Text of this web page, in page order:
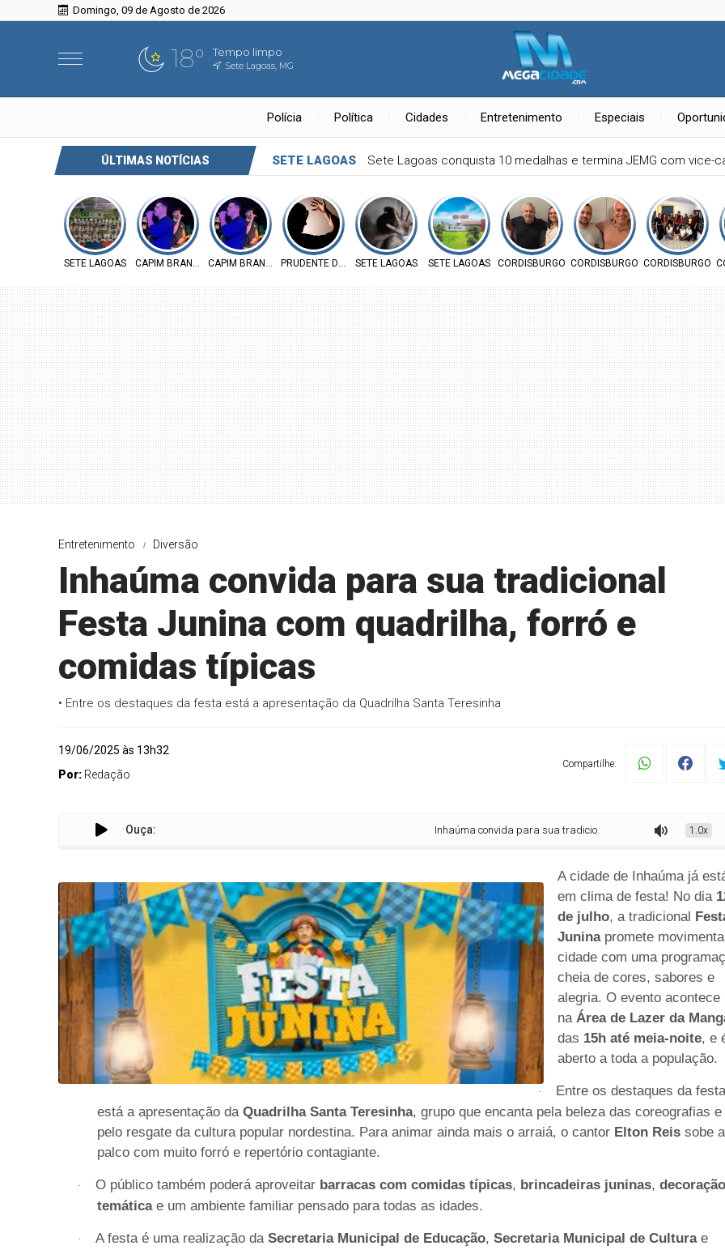
Domingo, 09 de Agosto de 2026
18° Tempo limpo
Sete Lagoas, MG
Polícia Política Cidades Entretenimento Especiais
ÚLTIMAS NOTÍCIAS SETE LAGOAS Sete Lagoas conquista 10 medalhas e termina JEMG com vice-
SETE LAGOAS CAPIM BRANCO CAPIM BRANCO PRUDENTE DE MORAISSETE LAGOAS SETE LAGOAS CORDISBURGO CORDISBURGO CORDISBURGO
Entretenimento Diversão
Inhaúma convida para sua tradicional
Festa Junina com quadrilha, forró e
comidas típicas
• Entre os destaques da festa está a apresentação da Quadrilha Santa Teresinha
19/06/2025 às 13h32
Por: Redação
Compartilhe:
Ouça: Inhaúma convida para sua tradicional Festa Junina com quadrilha, forró
1.0x
A cidade de Inhaúma já
em clima de festa! No dia
de julho, a tradicional
Juninapromete
cidade com uma
cheia de cores, sabores e
alegria. O evento acontece
na Área de Lazer da
das 15h até meia-noite, e
aberto a toda a população.
·
Entre os destaques da festa
está a apresentação da Quadrilha Santa Teresinha, grupo que encanta pela beleza das coreografias e
pelo resgate da cultura popular nordestina. Para animar ainda mais o arraiá, o cantor Elton Reis sobe
palco com muito forró e repertório contagiante.
· O público também poderá aproveitar barracas com comidas típicas, brincadeiras juninas, decoração
temáticae um ambiente familiar pensado para todas as idades.
· A festa é uma realização da Secretaria Municipal de Educação, Secretaria Municipal de Culturae